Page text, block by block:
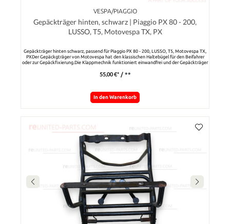
VESPA/PIAGGIO
Gepäckträger hinten, schwarz | Piaggio PX 80 - 200,
LUSSO, T5, Motovespa TX, PX
Gepäckträger hinten schwarz, passend für Piaggio PX 80 - 200, LUSSO, T5, Motovespa TX,
PXDer Gepäckgträger von Motovespa hat den klassischen Haltebügel für den Beifahrer
oder zur Gepäckfixierung.Die Klappmechnik funktioniert einwandfrei und der Gepäckträger
zur Tankbefestigung und mit dem Kennzeichenhalter.
55,00 €* / **
In den Warenkorb